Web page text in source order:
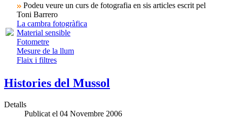
Podeu veure un curs de fotografia en sis articles escrit pel
Toni Barrero
La cambra fotogràfica
Material sensible
Fotometre
Mesure de la llum
Flaix i filtres
Histories del Mussol
Detalls
Publicat el 04 Novembre 2006